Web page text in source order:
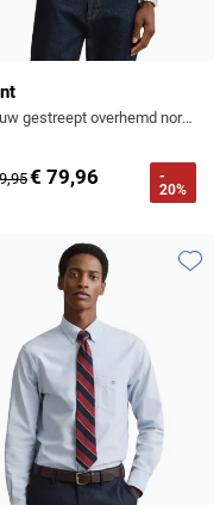
blauw gestreept overhemd normale fit
€ 79,96
-
20%
favorieten